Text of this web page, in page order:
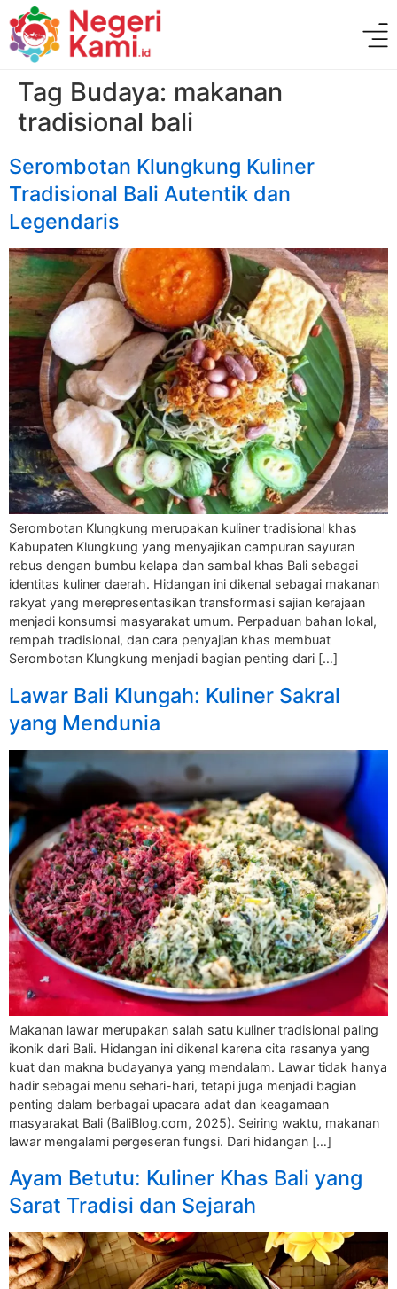
Tag Budaya: makanan
tradisional bali
Serombotan Klungkung Kuliner
Tradisional Bali Autentik dan
Legendaris
Serombotan Klungkung merupakan kuliner tradisional khas
Kabupaten Klungkung yang menyajikan campuran sayuran
rebus dengan bumbu kelapa dan sambal khas Bali sebagai
identitas kuliner daerah. Hidangan ini dikenal sebagai makanan
rakyat yang merepresentasikan transformasi sajian kerajaan
menjadi konsumsi masyarakat umum. Perpaduan bahan lokal,
rempah tradisional, dan cara penyajian khas membuat
Serombotan Klungkung menjadi bagian penting dari […]
Lawar Bali Klungah: Kuliner Sakral
yang Mendunia
Makanan lawar merupakan salah satu kuliner tradisional paling
ikonik dari Bali. Hidangan ini dikenal karena cita rasanya yang
kuat dan makna budayanya yang mendalam. Lawar tidak hanya
hadir sebagai menu sehari-hari, tetapi juga menjadi bagian
penting dalam berbagai upacara adat dan keagamaan
masyarakat Bali (BaliBlog.com, 2025). Seiring waktu, makanan
lawar mengalami pergeseran fungsi. Dari hidangan […]
Ayam Betutu: Kuliner Khas Bali yang
Sarat Tradisi dan Sejarah